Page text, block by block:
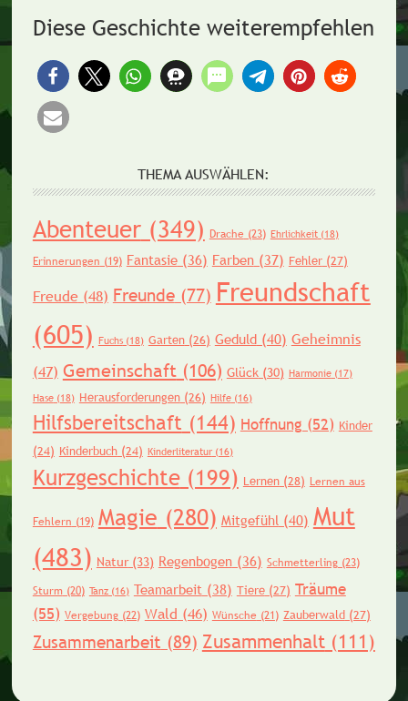
Diese Geschichte weiterempfehlen
THEMA AUSWÄHLEN:
Abenteuer(349) Drache (23) Ehrlichkeit(18)
Erinnerungen (19) Fantasie(36) Farben(37) Fehler(27)
Freude(48) Freunde(77) Freundschaft
(605) Fuchs(18) Garten(26) Geduld(40) Geheimnis
(47) Gemeinschaft(106) Glück(30) Harmonie(17)
Hase(18) Herausforderungen(26) Hilfe(16)
Hilfsbereitschaft (144) Hoffnung (52) Kinder
(24) Kinderbuch(24) Kinderliteratur(16)
Kurzgeschichte(199) Lernen(28) Lernen aus
Fehlern (19) Magie (280) Mitgefühl(40) Mut
(483) Natur(33) Regenbogen(36) Schmetterling(23)
Sturm(20) Tanz(16) Teamarbeit(38) Tiere(27) Träume
(55) Vergebung(22) Wald (46) Wünsche (21) Zauberwald(27)
Zusammenarbeit (89) Zusammenhalt(111)